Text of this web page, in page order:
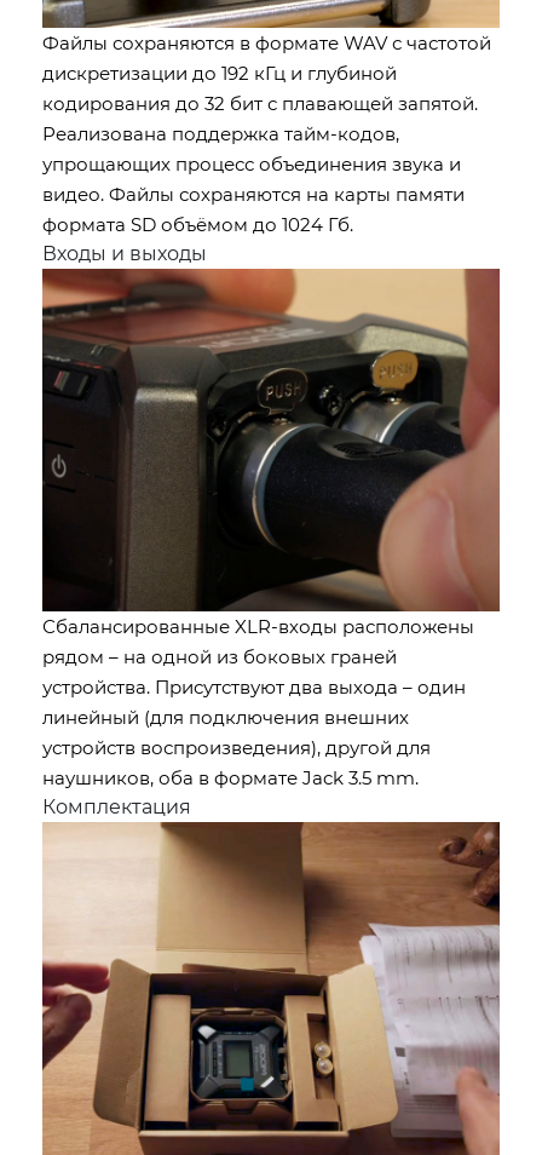
Файлы сохраняются в формате WAV с частотой
дискретизации до 192 кГц и глубиной
кодирования до 32 бит с плавающей запятой.
Реализована поддержка тайм-кодов,
упрощающих процесс объединения звука и
видео. Файлы сохраняются на карты памяти
формата SD объёмом до 1024 Гб.
Входы и выходы
Сбалансированные XLR-входы расположены
рядом – на одной из боковых граней
устройства. Присутствуют два выхода – один
линейный (для подключения внешних
устройств воспроизведения), другой для
наушников, оба в формате Jack 3.5 mm.
Комплектация